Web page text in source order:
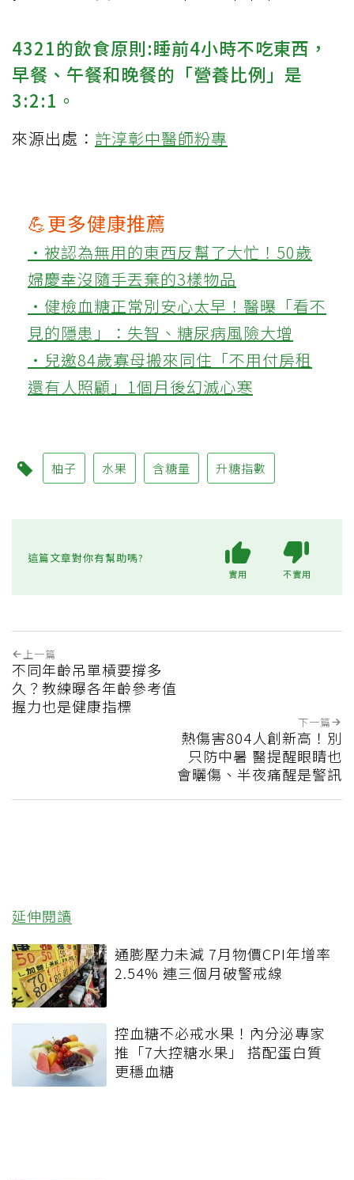
4321的飲食原則:睡前4小時不吃東西，
早餐、午餐和晚餐的「營養比例」是
3:2:1。
來源出處： 許淳彰中醫師粉專
💪更多健康推薦
‧被認為無用的東西反幫了大忙！50歲
婦慶幸沒隨手丟棄的3樣物品
‧健檢血糖正常別安心太早！醫曝「看不
見的隱患」：失智、糖尿病風險大增
‧兒邀84歲寡母搬來同住「不用付房租
還有人照顧」1個月後幻滅心寒
柚子 水果 含糖量 升糖指數
這篇文章對你有幫助嗎?
實用 不實用
上一篇
不同年齡吊單槓要撐多
久？教練曝各年齡參考值
握力也是健康指標
下一篇
熱傷害804人創新高！別
只防中暑 醫提醒眼睛也
會曬傷、半夜痛醒是警訊
延伸閱讀
通膨壓力未減 7月物價CPI年增率
2.54% 連三個月破警戒線
控血糖不必戒水果！內分泌專家
推「7大控糖水果」 搭配蛋白質
更穩血糖